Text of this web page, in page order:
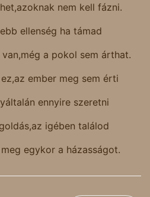
nem kell fázni.
ellenség ha támad
a pokol sem árthat.
ember meg sem érti
ennyire szeretni
igében találod
egykor a házasságot.